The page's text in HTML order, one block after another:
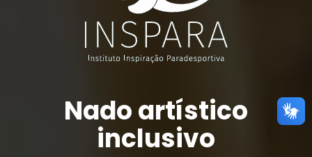
Nado artístico
inclusivo